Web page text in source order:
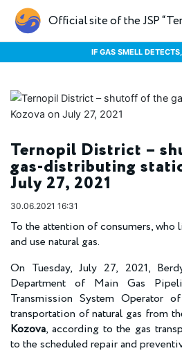
Official site of the JSP
IF GAS SMELL
Ternopil District –
gas-distributing
July 27, 2021
30.06.2021 16:31
To the attention of consumers,
and use natural gas.
On Tuesday, July 27, 2021,
Department of Main Gas
Transmission System Operator
transportation of natural gas from
Kozova, according to the gas
to the scheduled repair and